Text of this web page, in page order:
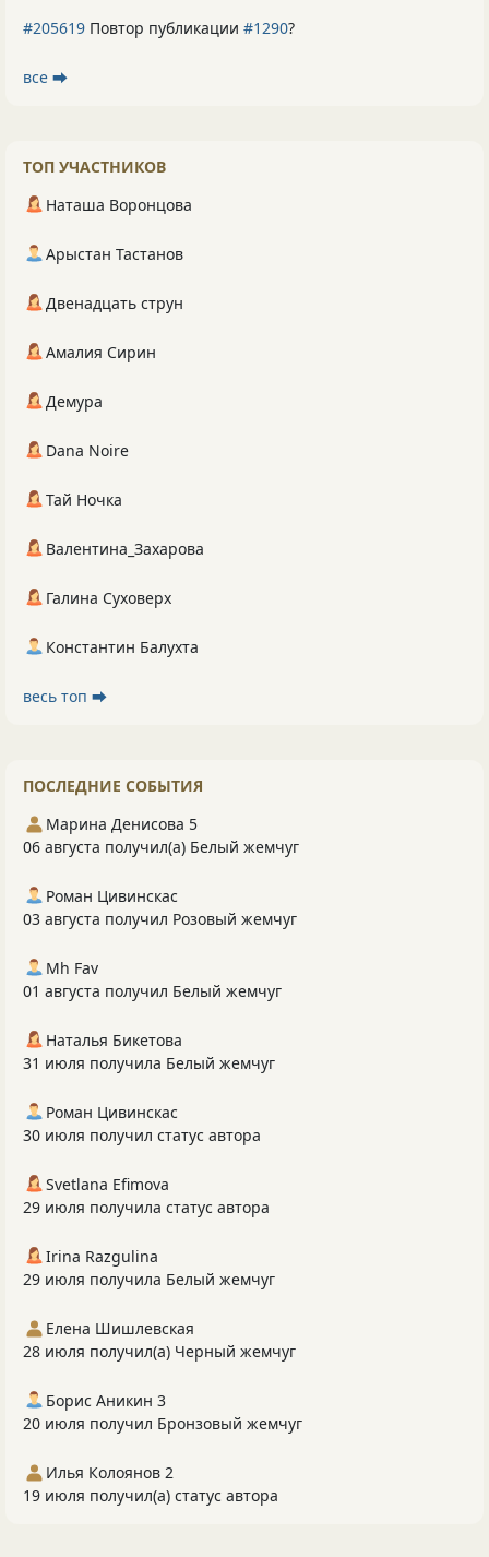
#205619 Повтор публикации #1290?
все ⮕
ТОП УЧАСТНИКОВ
Наташа Воронцова
Арыстан Тастанов
Двенадцать струн
Амалия Сирин
Демура
Dana Noire
Тай Ночка
Валентина_Захарова
Галина Суховерх
Константин Балухта
весь топ ⮕
ПОСЛЕДНИЕ СОБЫТИЯ
Марина Денисова 5
06 августа получил(а) Белый жемчуг
Роман Цивинскас
03 августа получил Розовый жемчуг
Mh Fav
01 августа получил Белый жемчуг
Наталья Бикетова
31 июля получила Белый жемчуг
Роман Цивинскас
30 июля получил статус автора
Svetlana Efimova
29 июля получила статус автора
Irina Razgulina
29 июля получила Белый жемчуг
Елена Шишлевская
28 июля получил(а) Черный жемчуг
Борис Аникин 3
20 июля получил Бронзовый жемчуг
Илья Колоянов 2
19 июля получил(а) статус автора